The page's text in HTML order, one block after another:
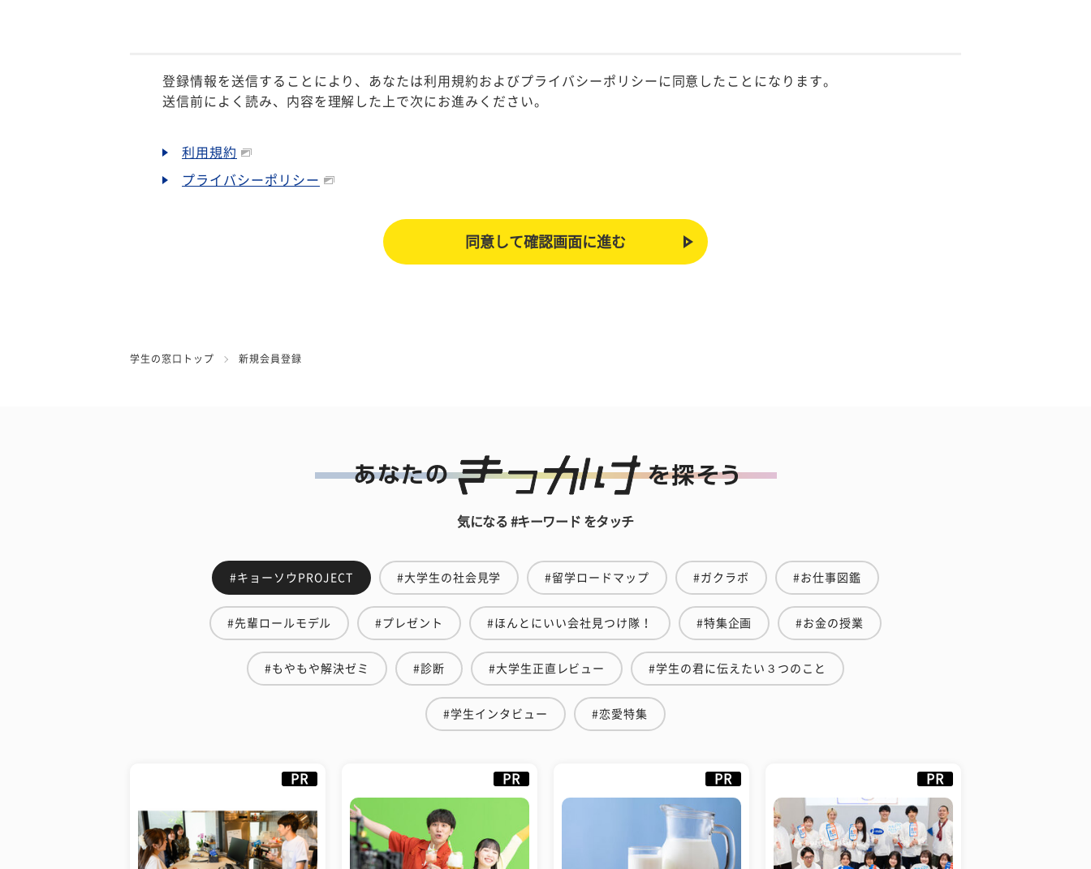
登録情報を送信することにより、あなたは利用規約およびプライバシーポリシーに同意したことになります。
送信前によく読み、内容を理解した上で次にお進みください。
利用規約
プライバシーポリシー
学生の窓口トップ 新規会員登録
気になる #キーワード をタッチ
#キョーソウPROJECT #大学生の社会見学 #留学ロードマップ #ガクラボ #お仕事図鑑
#先輩ロールモデル #プレゼント #ほんとにいい会社見つけ隊！ #特集企画 #お金の授業
#もやもや解決ゼミ #診断 #大学生正直レビュー #学生の君に伝えたい３つのこと
#学生インタビュー #恋愛特集
PR PR PR PR